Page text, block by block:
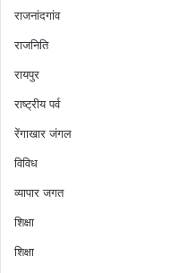
राजनांदगांव
राजनिति
रायपुर
राष्ट्रीय पर्व
रेंगाखार जंगल
विविध
व्यापार जगत
शिक्षा
शिक्षा